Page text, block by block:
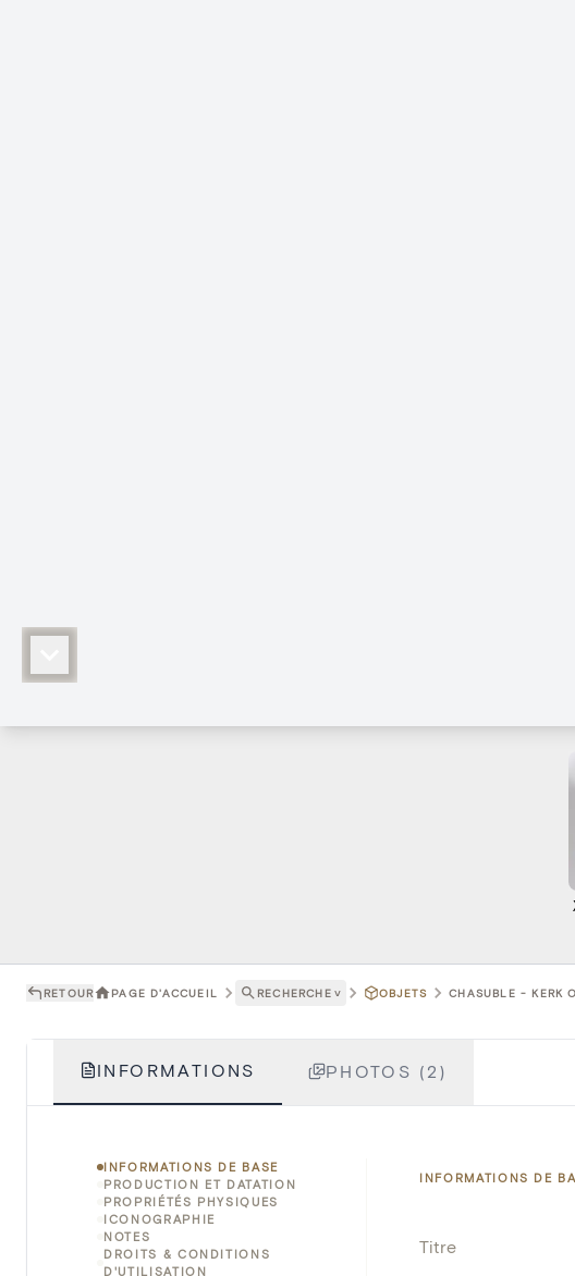
RETOUR PAGE D'ACCUEIL RECHERCHE ˅ OBJETS CHASUBLE - KERK
INFORMATIONS PHOTOS (2)
INFORMATIONS DE BASE
PRODUCTION ET DATATION
PROPRIÉTÉS PHYSIQUES
ICONOGRAPHIE
NOTES
DROITS & CONDITIONS
D'UTILISATION
INFORMATIONS DE
Titre